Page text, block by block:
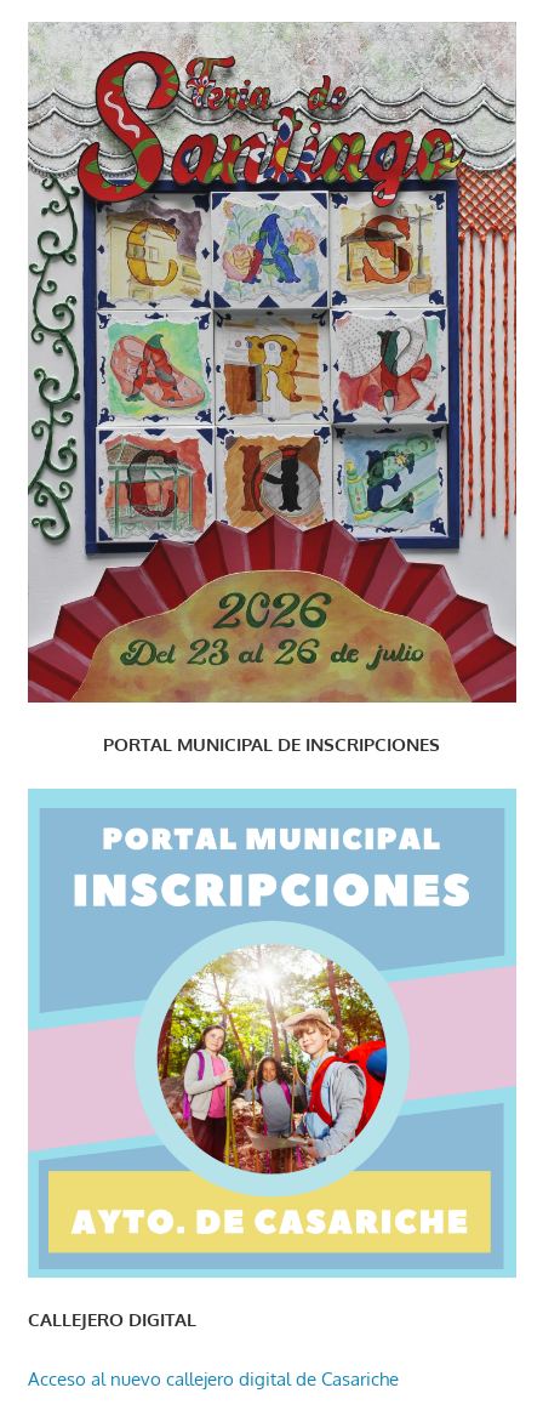
PORTAL MUNICIPAL DE INSCRIPCIONES
CALLEJERO DIGITAL
Acceso al nuevo callejero digital de Casariche